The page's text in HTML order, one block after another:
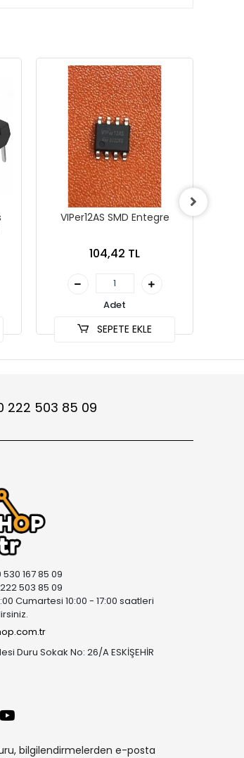
VIPer12AS SMD Entegre
104,42 TL
Adet
SEPETE EKLE
222 503 85 09
167 85 09
503 85 09
Cumartesi 10:00 - 17:00 saatleri
Duru Sokak No: 26/A ESKİŞEHİR
bilgilendirmelerden e-posta